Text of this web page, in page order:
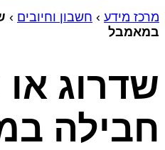
מרכז מידע › חשבון וחיובים ›
במאמבל
שדרוג או
חבילה